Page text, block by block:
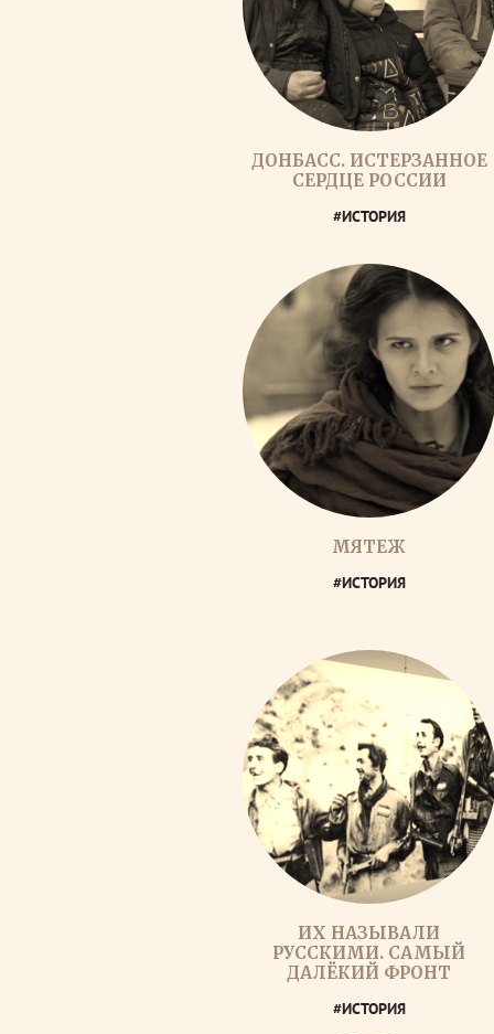
ДОНБАСС. ИСТЕРЗАННОЕ
СЕРДЦЕ РОССИИ
#ИСТОРИЯ
МЯТЕЖ
#ИСТОРИЯ
ИХ НАЗЫВАЛИ
РУССКИМИ. САМЫЙ
ДАЛЁКИЙ ФРОНТ
#ИСТОРИЯ